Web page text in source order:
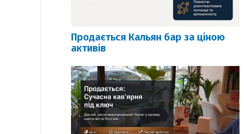
Продається Кальян бар за ціною
активів